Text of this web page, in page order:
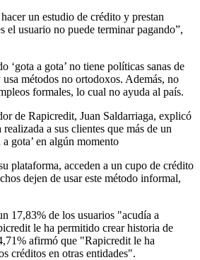
un estudio de crédito y prestan
el usuario no puede terminar pagando”,
‘gota a gota’ no tiene políticas sanas de
métodos no ortodoxos. Además, no
formales, lo cual no ayuda al país.
de Rapicredit, Juan Saldarriaga, explicó
realizada a sus clientes que más de un
gota’ en algún momento
plataforma, acceden a un cupo de crédito
dejen de usar este método informal,
17,83% de los usuarios "acudía a
le ha permitido crear historia de
afirmó que "Rapicredit le ha
créditos en otras entidades".